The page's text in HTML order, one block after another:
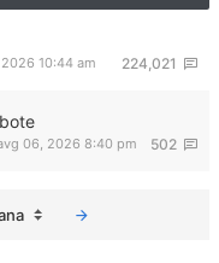
224,021
10:44 am
502
06, 2026 8:40 pm